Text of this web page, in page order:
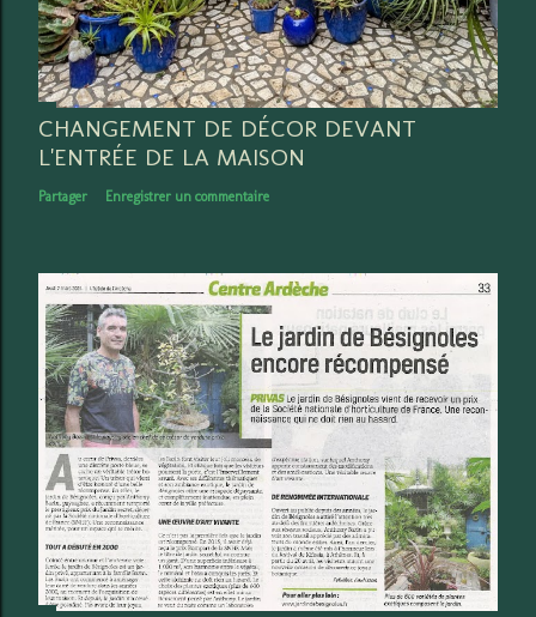
CHANGEMENT DE DÉCOR DEVANT
L'ENTRÉE DE LA MAISON
Partager Enregistrer un commentaire